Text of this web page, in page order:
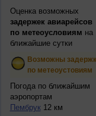
Оценка возможных
задержек авиарейсов
по метеоусловиям на
ближайшие сутки
Возможны
по метеоустовиям
Погода по ближайшим
аэропортам
Пембрук12 км